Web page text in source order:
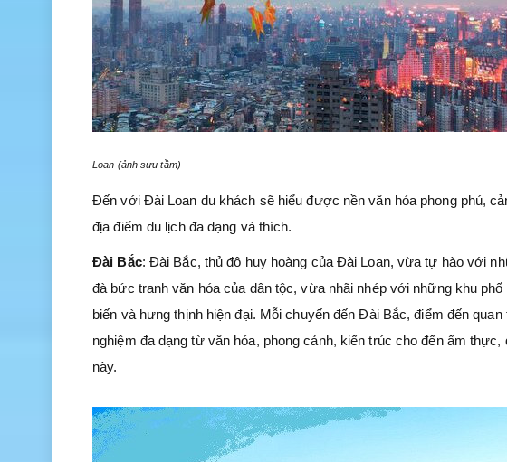
Loan (ảnh sưu tầm)
Đến với Đài Loan du khách sẽ hiểu được nền văn hóa phong phú,
địa điểm du lịch đa dạng và thích.
Đài Bắc: Đài Bắc, thủ đô huy hoàng của Đài Loan, vừa tự hào với
đà bức tranh văn hóa của dân tộc, vừa nhãi nhép với những khu
biến và hưng thịnh hiện đại. Mỗi chuyến đến Đài Bắc, điểm đến
nghiệm đa dạng từ văn hóa, phong cảnh, kiến trúc cho đến ẩm
này.